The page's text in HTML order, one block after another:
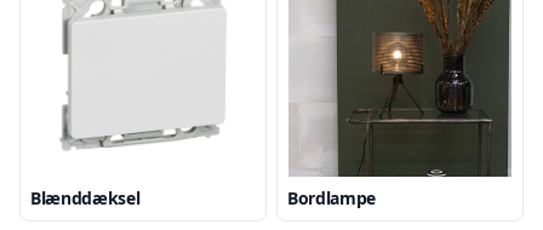
Blænddæksel Bordlampe